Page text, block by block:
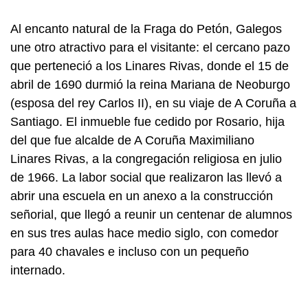
Al encanto natural de la Fraga do Petón, Galegos
une otro atractivo para el visitante: el cercano pazo
que perteneció a los Linares Rivas, donde el 15 de
abril de 1690 durmió la reina Mariana de Neoburgo
(esposa del rey Carlos II), en su viaje de A Coruña a
Santiago. El inmueble fue cedido por Rosario, hija
del que fue alcalde de A Coruña Maximiliano
Linares Rivas, a la congregación religiosa en julio
de 1966. La labor social que realizaron las llevó a
abrir una escuela en un anexo a la construcción
señorial, que llegó a reunir un centenar de alumnos
en sus tres aulas hace medio siglo, con comedor
para 40 chavales e incluso con un pequeño
internado.